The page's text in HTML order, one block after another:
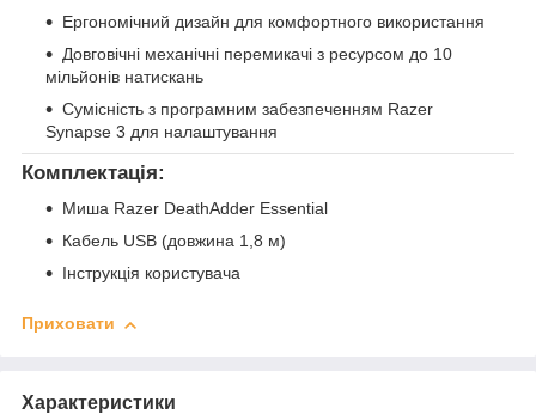
Ергономічний дизайн для комфортного використання
Довговічні механічні перемикачі з ресурсом до 10
мільйонів натискань
Сумісність з програмним забезпеченням Razer
Synapse 3 для налаштування
Комплектація:
Миша Razer DeathAdder Essential
Кабель USB (довжина 1,8 м)
Інструкція користувача
Приховати
Характеристики